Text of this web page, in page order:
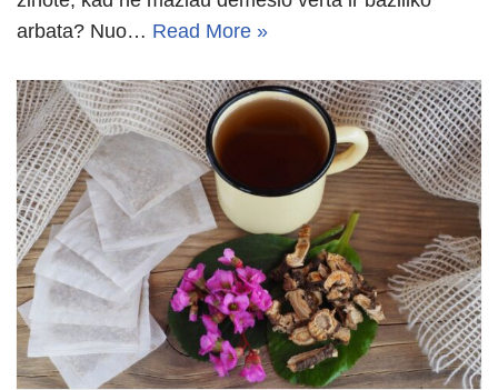
arbata? Nuo… Read More »